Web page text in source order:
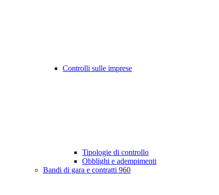
Controlli sulle imprese
Tipologie di controllo
Obblighi e adempimenti
Bandi di gara e contratti 960